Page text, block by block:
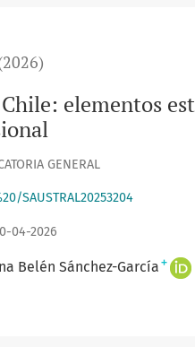
elementos
GENERAL
SAUSTRAL20253204
04-2026
Belén Sánchez-García +